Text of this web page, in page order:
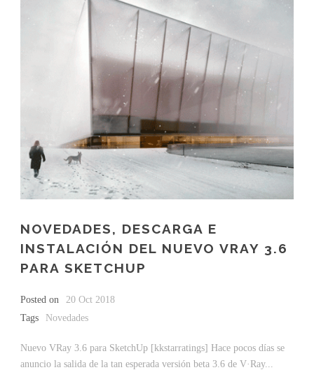
NOVEDADES, DESCARGA E
INSTALACIÓN DEL NUEVO VRAY 3.6
PARA SKETCHUP
Posted on
20 Oct 2018
Tags
Novedades
Nuevo VRay 3.6 para SketchUp [kkstarratings] Hace pocos días se
anuncio la salida de la tan esperada versión beta 3.6 de V·Ray...